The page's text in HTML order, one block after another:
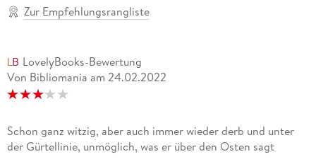
Fazit: Die "Titanic"-Kolumne in Buchform ist absurd, sehr
Zur Empfehlungsrangliste
LovelyBooks-Bewertung
Von Bibliomania am 24.02.2022
Schon ganz witzig, aber auch immer wieder derb und unter
der Gürtellinie, unmöglich, was er über den Osten sagt